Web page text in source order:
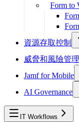
Form to
資源存取控制
威脅和風險管理
Jamf for Mobile
AI Governance
IT Workflows